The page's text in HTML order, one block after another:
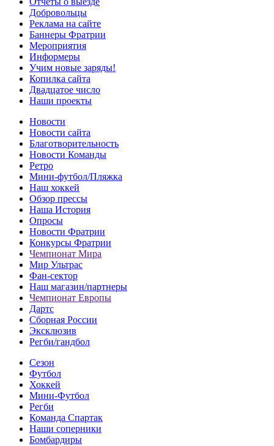
Добровольцы
Реклама на сайте
Баннеры Фратрии
Мероприятия
Информеры
Учим новые заряды!
Копилка сайта
Двадцатое число
Наши проекты
Новости
Новости сайта
Благотворительность
Новости Команды
Ретро
Мини-футбол/Пляжка
Наш хоккей
Обзор прессы
Наша История
Опросы
Новости Фратрии
Конкурсы Фратрии
Чемпионат Мира
Мир Ультрас
Фан-cектор
Наш магазин/партнеры
Чемпионат Европы
Дартс
Сборная России
Эксклюзив
Регби/гандбол
Сезон
Футбол
Хоккей
Мини-Футбол
Регби
Команда Спартак
Наши соперники
Бомбардиры